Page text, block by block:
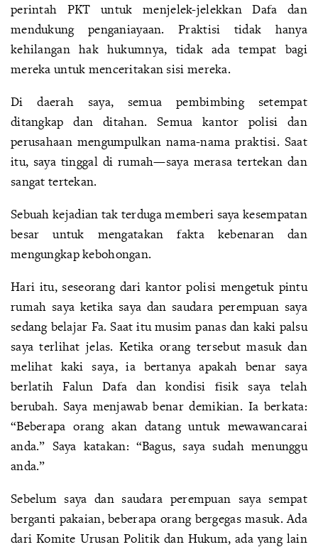
perintah PKT untuk menjelek-jelekkan Dafa dan
mendukung penganiayaan. Praktisi tidak hanya
kehilangan hak hukumnya, tidak ada tempat bagi
mereka untuk menceritakan sisi mereka.
Di daerah saya, semua pembimbing setempat
ditangkap dan ditahan. Semua kantor polisi dan
perusahaan mengumpulkan nama-nama praktisi. Saat
itu, saya tinggal di rumah—saya merasa tertekan dan
sangat tertekan.
Sebuah kejadian tak terduga memberi saya kesempatan
besar untuk mengatakan fakta kebenaran dan
mengungkap kebohongan.
Hari itu, seseorang dari kantor polisi mengetuk pintu
rumah saya ketika saya dan saudara perempuan saya
sedang belajar Fa. Saat itu musim panas dan kaki palsu
saya terlihat jelas. Ketika orang tersebut masuk dan
melihat kaki saya, ia bertanya apakah benar saya
berlatih Falun Dafa dan kondisi fisik saya telah
berubah. Saya menjawab benar demikian. Ia berkata:
“Beberapa orang akan datang untuk mewawancarai
anda.” Saya katakan: “Bagus, saya sudah menunggu
anda.”
Sebelum saya dan saudara perempuan saya sempat
berganti pakaian, beberapa orang bergegas masuk. Ada
dari Komite Urusan Politik dan Hukum, ada yang lain